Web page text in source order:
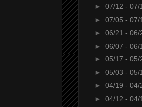
► 07/12 - 07/
► 07/05 - 07/
► 06/21 - 06/
► 06/07 - 06/
► 05/17 - 05/
► 05/03 - 05/
► 04/19 - 04/
► 04/12 - 04/